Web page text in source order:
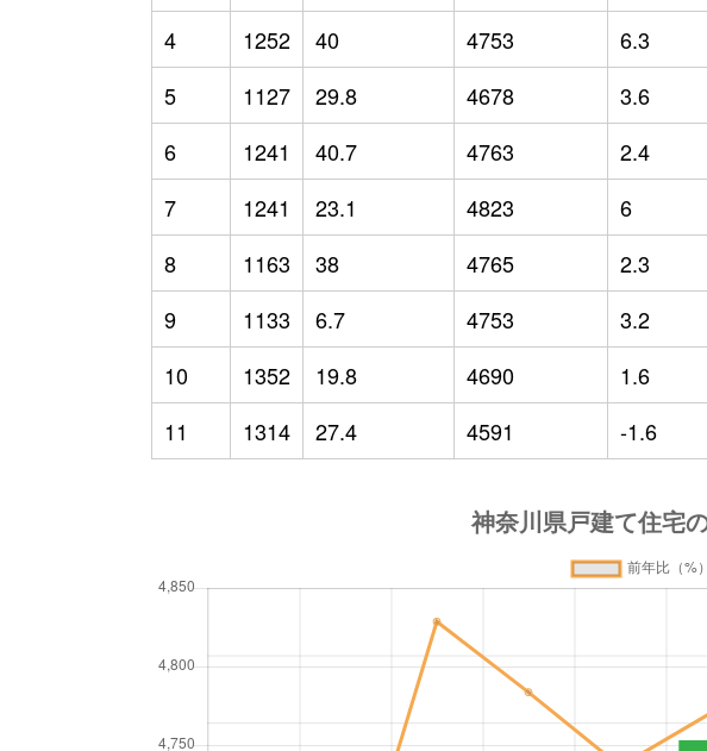
4
1252 40 4753 6.3
5
1127 29.8 4678 3.6
6
1241 40.7 4763 2.4
7
1241 23.1 4823 6
8
1163 38 4765 2.3
9
1133 6.7 4753 3.2
10
1352 19.8 4690 1.6
11
1314 27.4 4591 -1.6